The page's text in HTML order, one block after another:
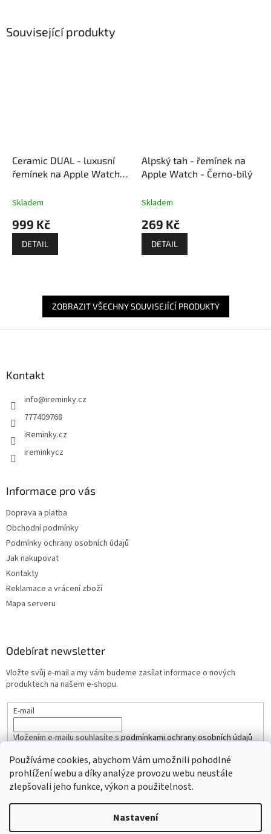
Používáme cookies, abychom Vám umožnili pohodlné
prohlížení webu a díky analýze provozu webu neustále
zlepšovali jeho funkce, výkon a použitelnost.
Nastavení
Související produkty
Ceramic DUAL - luxusní
řemínek na Apple Watch /
Skladem
999 Kč
DETAIL
Alpský tah - řemínek na
Apple Watch - Černo-bílý
Skladem
269 Kč
DETAIL
ZOBRAZIT VŠECHNY SOUVISEJÍCÍ PRODUKTY
Kontakt
info@ireminky.cz
777409768
iReminky.cz
ireminkycz
Informace pro vás
Doprava a platba
Obchodní podmínky
Podmínky ochrany osobních údajů
Jak nakupovat
Kontakty
Reklamace a vrácení zboží
Mapa serveru
Odebírat newsletter
Vložte svůj e-mail a my vám budeme zasílat informace o nových
produktech na našem e-shopu.
E-mail
Vložením e-mailu souhlasíte spodmínkami ochrany osobních údajů
PŘIHLÁSIT SE
Vytvořil Shoptet